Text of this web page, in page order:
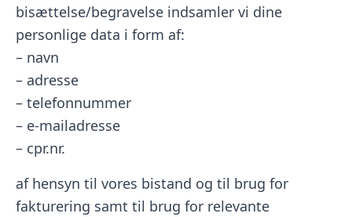
bisættelse/begravelse indsamler vi dine
personlige data i form af:
– navn
– adresse
– telefonnummer
– e-mailadresse
– cpr.nr.
af hensyn til vores bistand og til brug for
fakturering samt til brug for relevante